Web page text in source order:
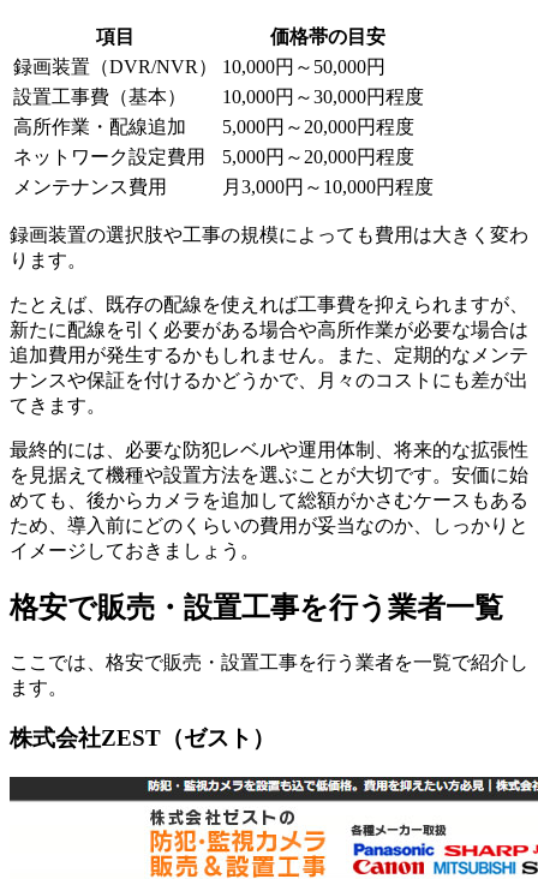
項目
価格帯の目安
録画装置（DVR/NVR）
10,000円～50,000円
設置工事費（基本）
10,000円～30,000円程度
高所作業・配線追加
5,000円～20,000円程度
ネットワーク設定費用
5,000円～20,000円程度
メンテナンス費用
月3,000円～10,000円程度
録画装置の選択肢や工事の規模によっても費用は大きく変わ
ります。
たとえば、既存の配線を使えれば工事費を抑えられますが、
新たに配線を引く必要がある場合や高所作業が必要な場合は
追加費用が発生するかもしれません。また、定期的なメンテ
ナンスや保証を付けるかどうかで、月々のコストにも差が出
てきます。
最終的には、必要な防犯レベルや運用体制、将来的な拡張性
を見据えて機種や設置方法を選ぶことが大切です。安価に始
めても、後からカメラを追加して総額がかさむケースもある
ため、導入前にどのくらいの費用が妥当なのか、しっかりと
イメージしておきましょう。
格安で販売・設置工事を行う業者一覧
ここでは、格安で販売・設置工事を行う業者を一覧で紹介し
ます。
株式会社ZEST（ゼスト）